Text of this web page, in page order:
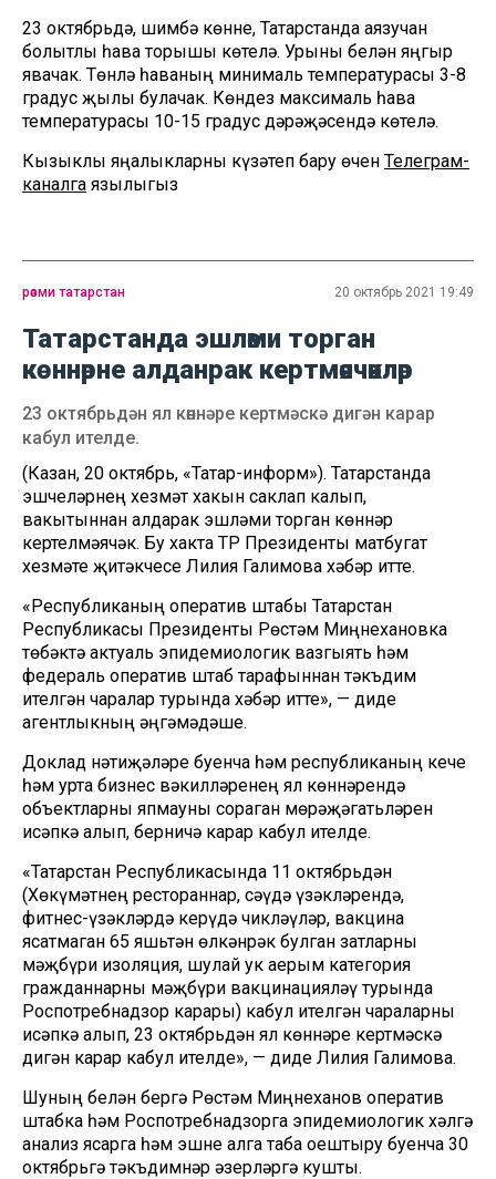
23 октябрьдә, шимбә көнне, Татарстанда аязучан
болытлы һава торышы көтелә. Урыны белән яңгыр
явачак. Төнлә һаваның минималь температурасы 3-8
градус җылы булачак. Көндез максималь һава
температурасы 10-15 градус дәрәҗәсендә көтелә.
Кызыклы яңалыкларны күзәтеп бару өчен Телеграм-
каналга язылыгыз
рәсми татарстан 20 октябрь 2021 19:49
Татарстанда эшләми торган
көннәрне алданрак кертмәячәкләр
23 октябрьдән ял көннәре кертмәскә дигән карар
кабул ителде.
(Казан, 20 октябрь, «Татар-информ»). Татарстанда
эшчеләрнең хезмәт хакын саклап калып,
вакытыннан алдарак эшләми торган көннәр
кертелмәячәк. Бу хакта ТР Президенты матбугат
хезмәте җитәкчесе Лилия Галимова хәбәр итте.
«Республиканың оператив штабы Татарстан
Республикасы Президенты Рөстәм Миңнехановка
төбәктә актуаль эпидемиологик вазгыять һәм
федераль оператив штаб тарафыннан тәкъдим
ителгән чаралар турында хәбәр итте», — диде
агентлыкның әңгәмәдәше.
Доклад нәтиҗәләре буенча һәм республиканың кече
һәм урта бизнес вәкилләренең ял көннәрендә
объектларны япмауны сораган мөрәҗәгатьләрен
исәпкә алып, берничә карар кабул ителде.
«Татарстан Республикасында 11 октябрьдән
(Хөкүмәтнең рестораннар, сәүдә үзәкләрендә,
фитнес-үзәкләрдә керүдә чикләүләр, вакцина
ясатмаган 65 яшьтән өлкәнрәк булган затларны
мәҗбүри изоляция, шулай ук аерым категория
гражданнарны мәҗбүри вакцинацияләү турында
Роспотребнадзор карары) кабул ителгән чараларны
исәпкә алып, 23 октябрьдән ял көннәре кертмәскә
дигән карар кабул ителде», — диде Лилия Галимова.
Шуның белән бергә Рөстәм Миңнеханов оператив
штабка һәм Роспотребнадзорга эпидемиологик хәлгә
анализ ясарга һәм эшне алга таба оештыру буенча 30
октябрьгә тәкъдимнәр әзерләргә кушты.